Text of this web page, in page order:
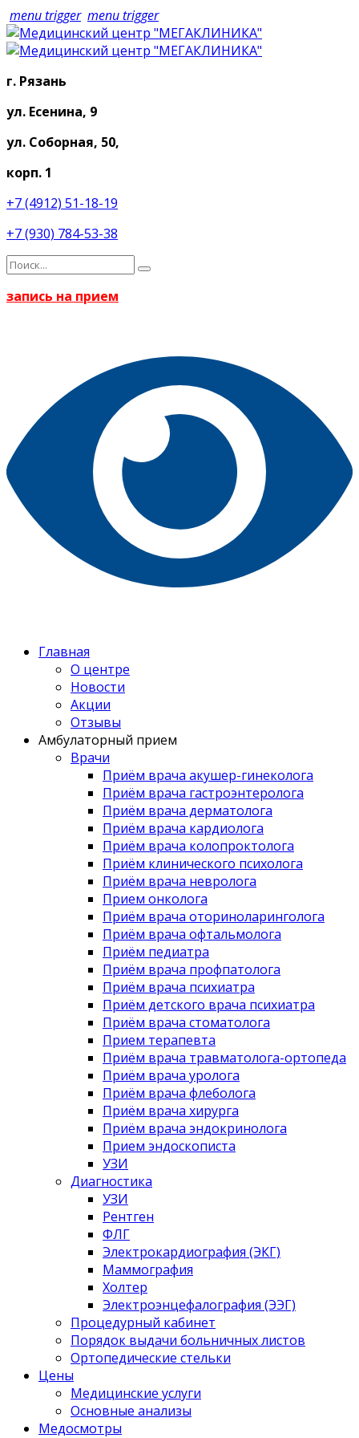
menu trigger menu trigger
г. Рязань
ул. Есенина, 9
ул. Соборная, 50,
корп. 1
+7 (4912) 51-18-19
+7 (930) 784-53-38
запись на прием
Главная
О центре
Новости
Акции
Отзывы
Амбулаторный прием
Врачи
Приём врача акушер-гинеколога
Приём врача гастроэнтеролога
Приём врача дерматолога
Приём врача кардиолога
Приём врача колопроктолога
Приём клинического психолога
Приём врача невролога
Прием онколога
Приём врача оториноларинголога
Приём врача офтальмолога
Приём педиатра
Приём врача профпатолога
Приём врача психиатра
Приём детского врача психиатра
Приём врача стоматолога
Прием терапевта
Приём врача травматолога-ортопеда
Приём врача уролога
Приём врача флеболога
Приём врача хирурга
Приём врача эндокринолога
Прием эндоскописта
УЗИ
Диагностика
УЗИ
Рентген
ФЛГ
Электрокардиография (ЭКГ)
Маммография
Холтер
Электроэнцефалография (ЭЭГ)
Процедурный кабинет
Порядок выдачи больничных листов
Ортопедические стельки
Цены
Медицинские услуги
Основные анализы
Медосмотры